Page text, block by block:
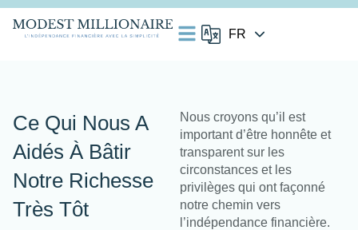
Ce Qui Nous A
Aidés À Bâtir
Notre Richesse
Très Tôt
Nous croyons qu’il est
important d’être honnête et
transparent sur les
circonstances et les
privilèges qui ont façonné
notre chemin vers
l’indépendance financière.